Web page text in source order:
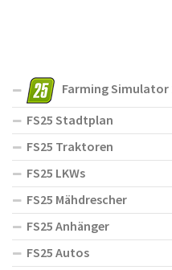
Farming Simulator
FS25 Stadtplan
FS25 Traktoren
FS25 LKWs
FS25 Mähdrescher
FS25 Anhänger
FS25 Autos